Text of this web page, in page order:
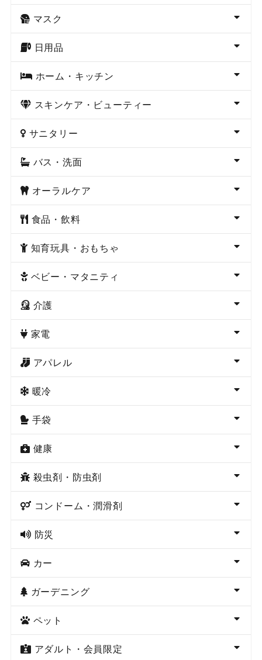
マスク
日用品
ホーム・キッチン
スキンケア・ビューティー
サニタリー
バス・洗面
オーラルケア
食品・飲料
知育玩具・おもちゃ
ベビー・マタニティ
介護
家電
アパレル
暖冷
手袋
健康
殺虫剤・防虫剤
コンドーム・潤滑剤
防災
カー
ガーデニング
ペット
アダルト・会員限定